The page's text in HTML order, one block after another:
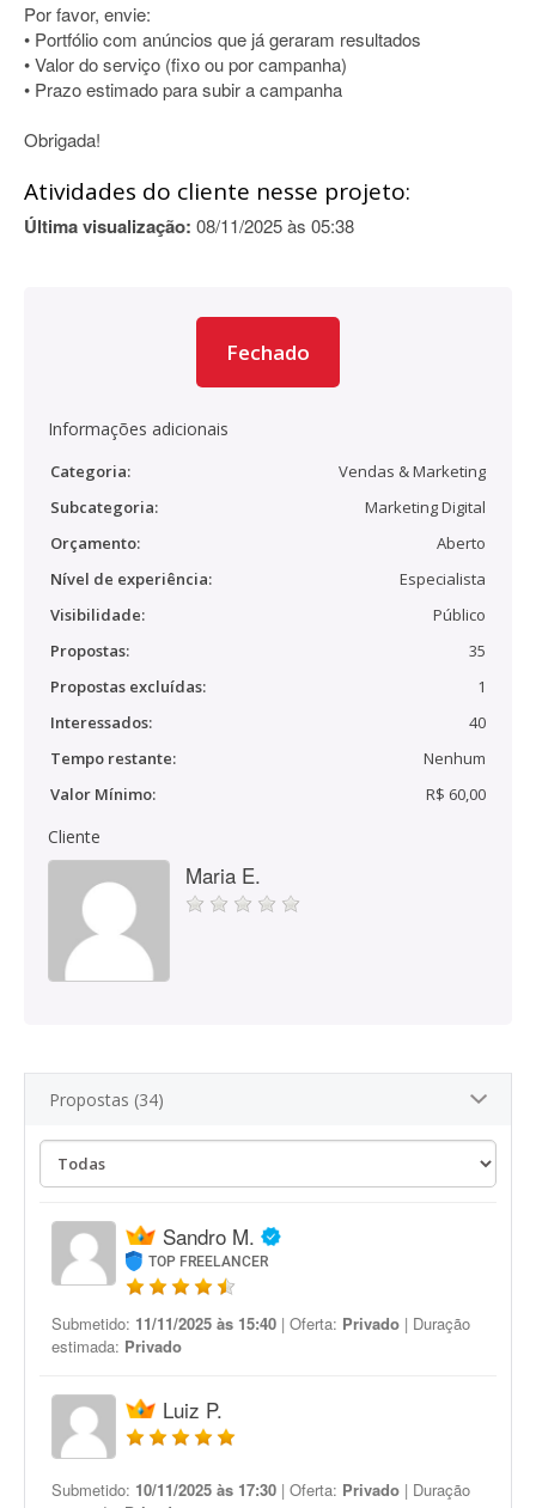
Por favor, envie:
• Portfólio com anúncios que já geraram resultados
• Valor do serviço (fixo ou por campanha)
• Prazo estimado para subir a campanha
Obrigada!
Atividades do cliente nesse projeto:
Última visualização: 08/11/2025 às 05:38
Fechado
Informações adicionais
Categoria:
Vendas & Marketing
Subcategoria:
Marketing Digital
Orçamento:
Aberto
Nível de experiência:
Especialista
Visibilidade:
Público
Propostas:
35
Propostas excluídas:
1
Interessados:
40
Tempo restante:
Nenhum
Valor Mínimo:
R$ 60,00
Cliente
Maria E.
Propostas (34)
Sandro M.
TOP FREELANCER
Submetido: 11/11/2025 às 15:40 | Oferta: Privado | Duração
estimada: Privado
Luiz P.
Submetido: 10/11/2025 às 17:30 | Oferta: Privado | Duração